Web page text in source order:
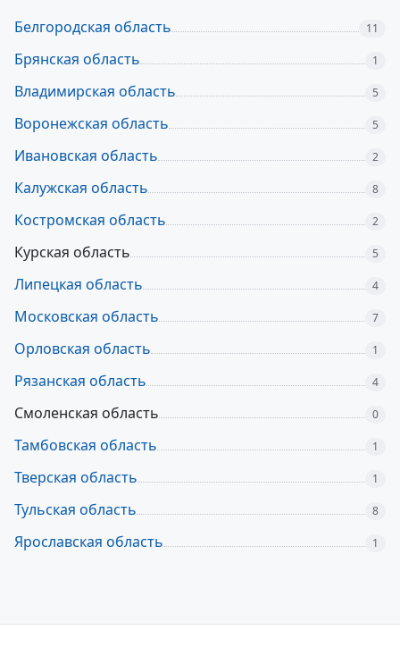
Белгородская область 11
Брянская область 1
Владимирская область 5
Воронежская область 5
Ивановская область 2
Калужская область 8
Костромская область 2
Курская область 5
Липецкая область 4
Московская область 7
Орловская область 1
Рязанская область 4
Смоленская область 0
Тамбовская область 1
Тверская область 1
Тульская область 8
Ярославская область 1